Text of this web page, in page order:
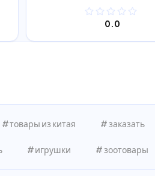
0.0
товары из китая заказать
игрушки зоотовары